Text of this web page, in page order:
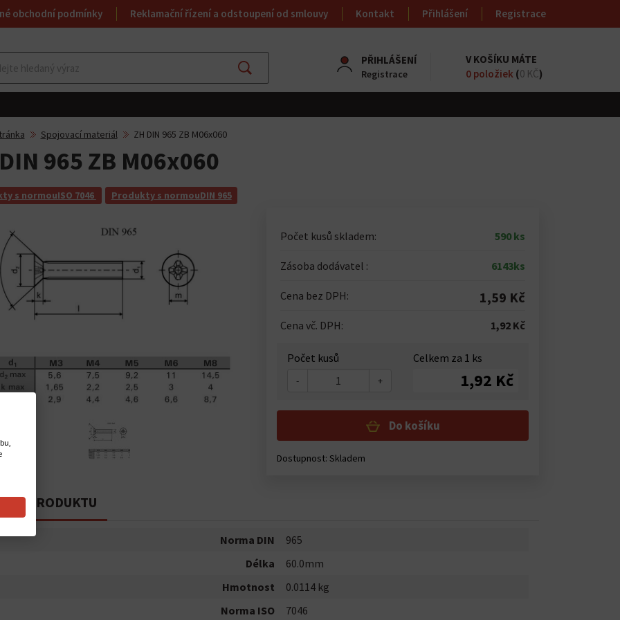
obchodní podmínky Reklamační řízení a odstoupení od smlouvy Kontakt Přihlášení Registrace
Najít
PŘIHLÁŠENÍ
Registrace
V KOŠÍKU MÁTE
0 položiek (0 KČ)
Spojovací materiál ZH DIN 965 ZB M06x060
965 ZB M06x060
s normouISO 7046 Produkty s normouDIN 965
Počet kusů skladem: 590 ks
Zásoba dodávatel : 6143ks
Cena bez DPH: 1,59 Kč
Cena vč. DPH: 1,92 Kč
Počet kusů
- +
Celkem za 1 ks
1,92 Kč
Do košíku
Dostupnost:Skladem
PRODUKTU
Norma DIN
965
Délka
60.0mm
Hmotnost
0.0114 kg
Norma ISO
7046